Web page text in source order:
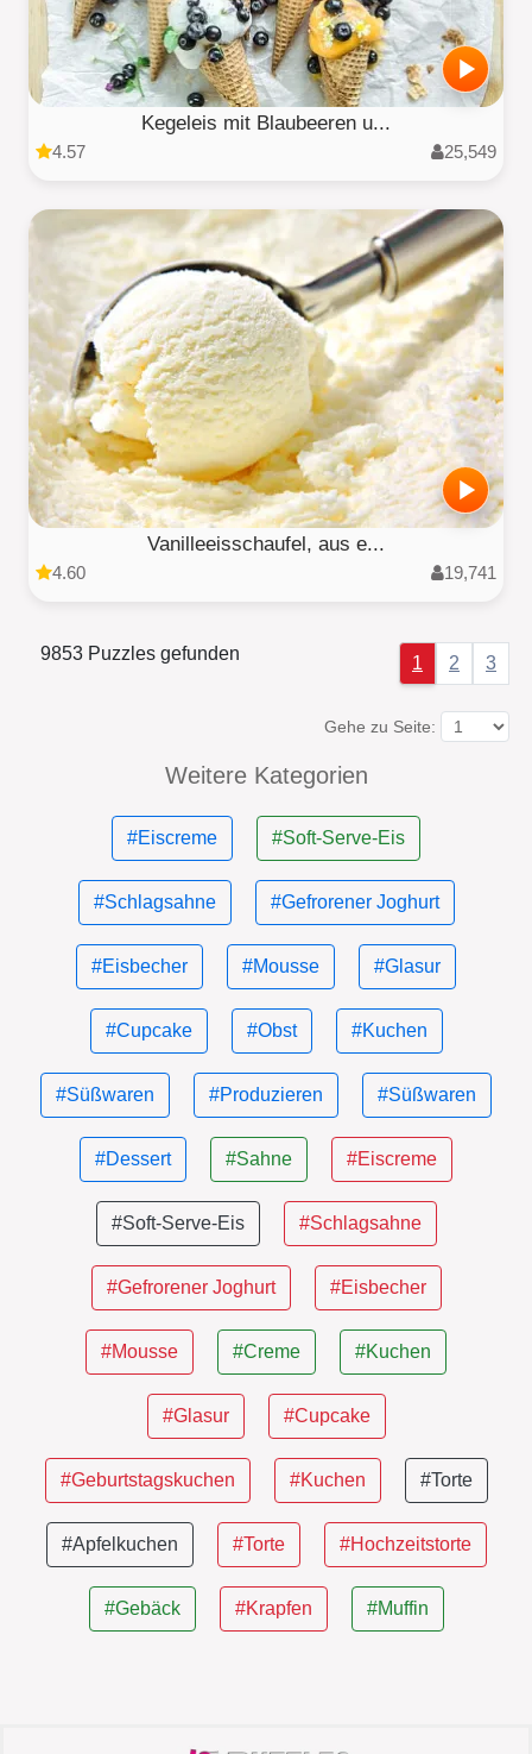
Kegeleis mit Blaubeeren u...
4.57 25,549
Vanilleeisschaufel, aus e...
4.60 19,741
9853 Puzzles gefunden 1 2 3
Gehe zu Seite:
Weitere Kategorien
#Eiscreme #Soft-Serve-Eis
#Schlagsahne #Gefrorener Joghurt
#Eisbecher #Mousse #Glasur
#Cupcake #Obst #Kuchen
#Süßwaren #Produzieren #Süßwaren
#Dessert #Sahne #Eiscreme
#Soft-Serve-Eis #Schlagsahne
#Gefrorener Joghurt #Eisbecher
#Mousse #Creme #Kuchen
#Glasur #Cupcake
#Geburtstagskuchen #Kuchen #Torte
#Apfelkuchen #Torte #Hochzeitstorte
#Gebäck #Krapfen #Muffin